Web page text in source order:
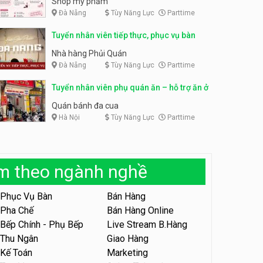
trực page, thu ngân parttime
GRAVI ESCAPE ROOM
Tuyển nhân viên bán hàng,
KIBO KIDS
Tuyển nhân viên edit ảnh,
Công ty
Tuyển nhân viên tiếp thực,
Tuyển nhân viên phục vụ ca
tối – quán kem dừa
Quán kem dừa
Tuyển nhân viên phụ bếp –
Bún Đậu Mắm Tôm – Bếp
Bún Đậu Mắm Tôm - Bếp Tiên
Đà Nẵng Tùy Năng Lực Parttime
Tuyển nhân viên tiếp thực, phục vụ bàn
Nhà hàng Phủi Quán
Đà Nẵng Tùy Năng Lực Parttime
Tuyển nhân viên phụ quán ăn – hỗ trợ ăn ở
Quán bánh đa cua
Hà Nội Tùy Năng Lực Parttime
theo ngành nghề
Phục Vụ Bàn
Bán Hàng
Pha Chế
Bán Hàng Online
Bếp Chính - Phụ Bếp
Live Stream B.Hàng
Thu Ngân
Giao Hàng
Kế Toán
Marketing